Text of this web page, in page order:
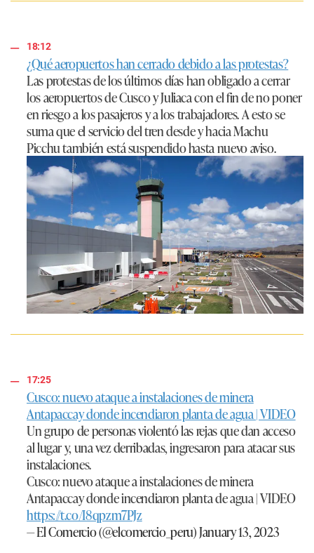
18:12
¿Qué aeropuertos han cerrado debido a las protestas?
Las protestas de los últimos días han obligado a cerrar
los aeropuertos de Cusco y Juliaca con el fin de no poner
en riesgo a los pasajeros y a los trabajadores. A esto se
suma que el servicio del tren desde y hacia Machu
Picchu también está suspendido hasta nuevo aviso.
17:25
Cusco: nuevo ataque a instalaciones de minera
Antapaccay donde incendiaron planta de agua | VIDEO
Un grupo de personas violentó las rejas que dan acceso
al lugar y, una vez derribadas, ingresaron para atacar sus
instalaciones.
Cusco: nuevo ataque a instalaciones de minera
Antapaccay donde incendiaron planta de agua | VIDEO
https://t.co/I8qpzm7PJz
— El Comercio (@elcomercio_peru)January 13, 2023